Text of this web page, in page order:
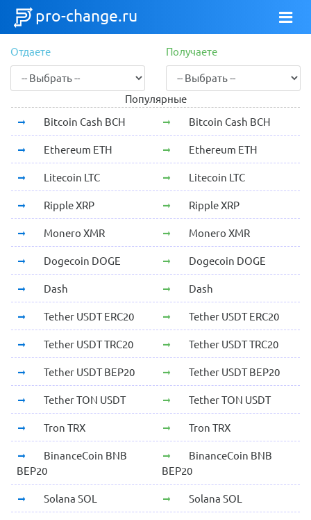
pro-change.ru
Отдаете Получаете
Популярные
Bitcoin Cash BCH
Bitcoin Cash BCH
Ethereum ETH Ethereum ETH
Litecoin LTC Litecoin LTC
Ripple XRP Ripple XRP
Monero XMR Monero XMR
Dogecoin DOGE Dogecoin DOGE
Dash Dash
Tether USDT ERC20 Tether USDT ERC20
Tether USDT TRC20 Tether USDT TRC20
Tether USDT BEP20 Tether USDT BEP20
Tether TON USDT Tether TON USDT
Tron TRX Tron TRX
BinanceCoin BNB
BEP20
BinanceCoin BNB
BEP20
Solana SOL Solana SOL